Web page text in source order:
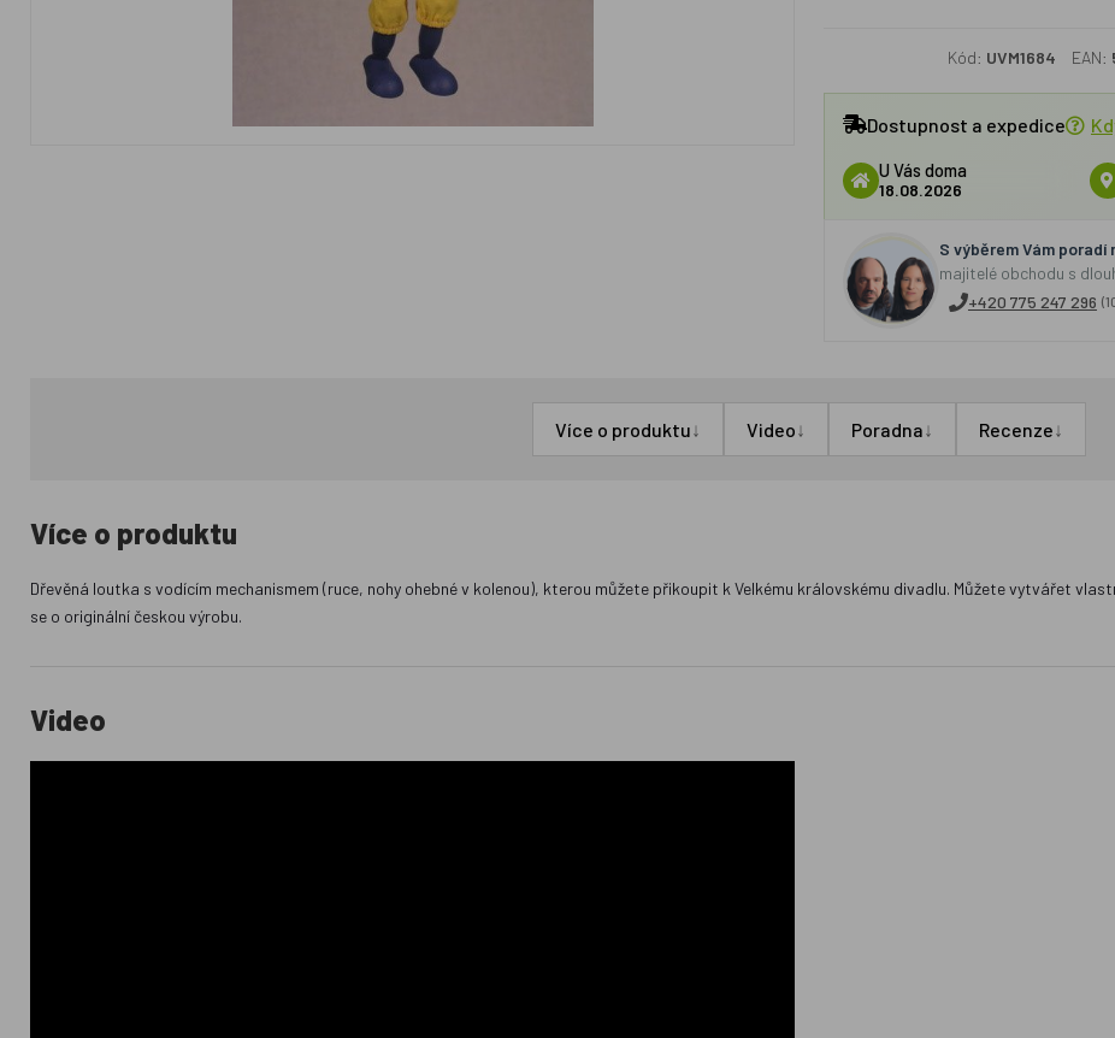
Kód: UVM1684 EAN:
Dostupnost a expedice
U Vás doma
18.08.2026
S výběrem Vám
majitelé obchodu s
+420 775 247 296
Více o produktu↓ Video↓ Poradna↓ Recenze↓
Více o produktu
Dřevěná loutka s vodícím mechanismem (ruce, nohy ohebné v kolenou), kterou můžete přikoupit k Velkému královskému divadlu. Můžete vytvářet
se o originální českou výrobu.
Video